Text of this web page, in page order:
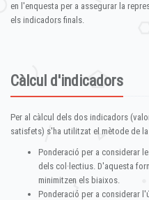
en l'enquesta per a assegurar la
els indicadors finals.
Càlcul d'indicadors
Per al càlcul dels dos indicadors
satisfets) s'ha utilitzat el mètode de
Ponderació per a considerar
dels col·lectius. D'aquesta
minimitzen els biaixos.
Ponderació per a considerar